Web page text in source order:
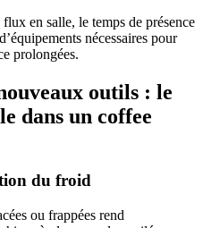
en salle, le temps de présence
nécessaires pour
prolongées.
outils : le
dans un coffee
du froid
ou frappées rend